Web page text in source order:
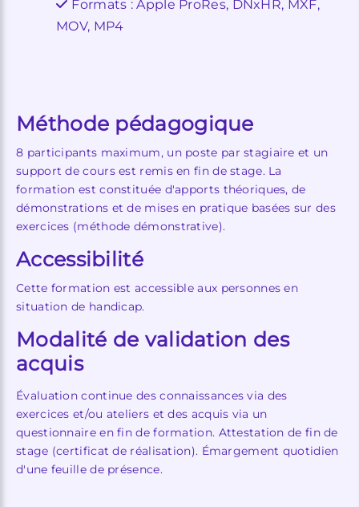
Formats : Apple ProRes, DNxHR, MXF,
MOV, MP4
Méthode pédagogique
8 participants maximum, un poste par stagiaire et un
support de cours est remis en fin de stage. La
formation est constituée d'apports théoriques, de
démonstrations et de mises en pratique basées sur des
exercices (méthode démonstrative).
Accessibilité
Cette formation est accessible aux personnes en
situation de handicap.
Modalité de validation des
acquis
Évaluation continue des connaissances via des
exercices et/ou ateliers et des acquis via un
questionnaire en fin de formation. Attestation de fin de
stage (certificat de réalisation). Émargement quotidien
d'une feuille de présence.